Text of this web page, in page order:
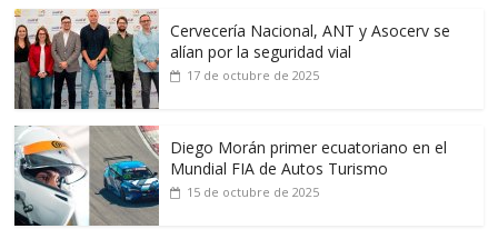
Cervecería Nacional, ANT y Asocerv se
alían por la seguridad vial
17 de octubre de 2025
Diego Morán primer ecuatoriano en el
Mundial FIA de Autos Turismo
15 de octubre de 2025